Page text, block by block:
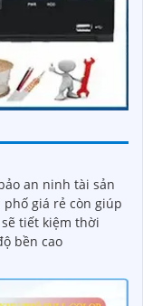
an ninh tài sản
giá rẻ còn giúp
tiết kiệm thời
bền cao